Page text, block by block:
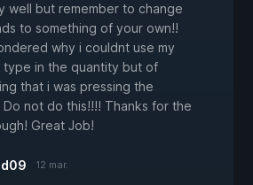
well but remember to change
to something of your own!!
why i couldnt use my
in the quantity but of
that i was pressing the
Do not do this!!!! Thanks for the
Great Job!
12 mar.